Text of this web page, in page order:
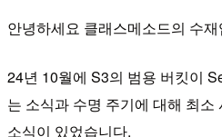
안녕하세요 클래스메소드의 수
24년 10월에 S3의 범용 버킷이
는 소식과 수명 주기에 대해 최
소식이 있었습니다.